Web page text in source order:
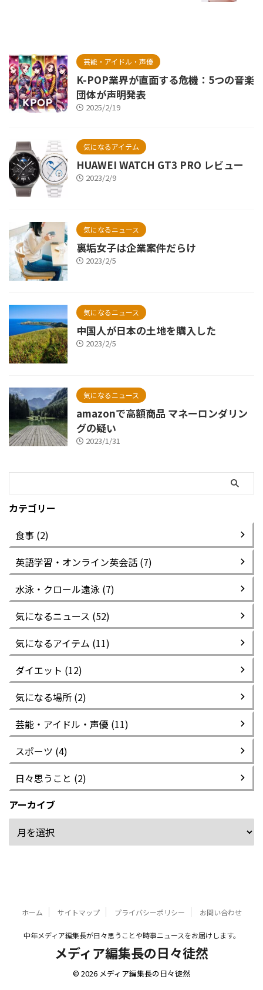
芸能・アイドル・声優
K-POP業界が直面する危機：5つの音楽
団体が声明発表
2025/2/19
気になるアイテム
HUAWEI WATCH GT3 PRO レビュー
2023/2/9
気になるニュース
裏垢女子は企業案件だらけ
2023/2/5
気になるニュース
中国人が日本の土地を購入した
2023/2/5
気になるニュース
amazonで高額商品 マネーロンダリン
グの疑い
2023/1/31
カテゴリー
食事 (2)
英語学習・オンライン英会話 (7)
水泳・クロール遠泳 (7)
気になるニュース (52)
気になるアイテム (11)
ダイエット (12)
気になる場所 (2)
芸能・アイドル・声優 (11)
スポーツ (4)
日々思うこと (2)
アーカイブ
ホーム サイトマップ プライバシーポリシー お問い合わせ
中年メディア編集長が日々思うことや時事ニュースをお届けします。
メディア編集長の日々徒然
© 2026 メディア編集長の日々徒然